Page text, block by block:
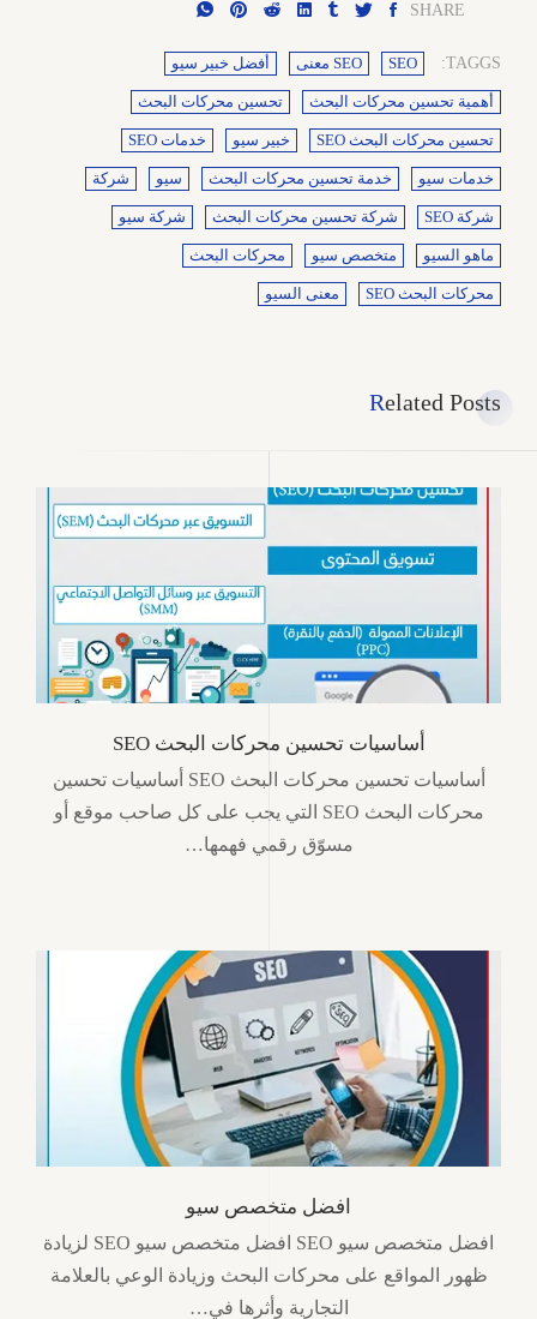
SHARE
TAGGS:
SEO SEO معنى أفضل خبير سيو
أهمية تحسين محركات البحث تحسين محركات البحث
تحسين محركات البحث SEO خبير سيو خدمات SEO
خدمات سيو خدمة تحسين محركات البحث سيو شركة
شركة SEO شركة تحسين محركات البحث شركة سيو
ماهو السيو متخصص سيو محركات البحث
محركات البحث SEO معنى السيو
Related Posts
أساسيات تحسين محركات البحث SEO
أساسيات تحسين محركات البحث SEO أساسيات تحسين
محركات البحث SEO التي يجب على كل صاحب موقع أو
مسوّق رقمي فهمها…
افضل متخصص سيو
افضل متخصص سيو SEO افضل متخصص سيو SEO لزيادة
ظهور المواقع على محركات البحث وزيادة الوعي بالعلامة
التجارية وأثرها في…